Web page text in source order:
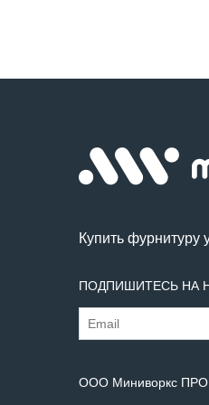
Купить фурнитуру
ПОДПИШИТЕСЬ НА
ООО Миниворкс ПРО